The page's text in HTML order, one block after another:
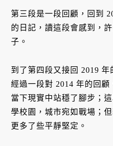
第三段是一段回顧，回到
的日記，讀這段會感到，
子。
到了第四段又接回 2019
經過一段對 2014 年的回
當下現實中站穩了腳步；
學校園，城市宛如戰場；
更多了些平靜堅定。